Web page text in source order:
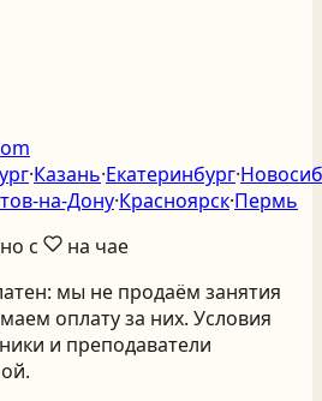
·Казань·Екатеринбург·
·Красноярск·Пермь
с
на чае
мы не продаём занятия
оплату за них. Условия
и преподаватели